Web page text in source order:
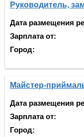
Руководитель,
Дата размещения
Зарплата от:
Город:
Майстер-
Дата размещения
Зарплата от:
Город: